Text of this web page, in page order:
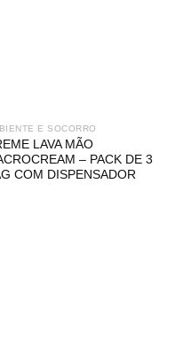
E SOCORRO
LAVA MÃO
– PACK DE 3
COM DISPENSADOR